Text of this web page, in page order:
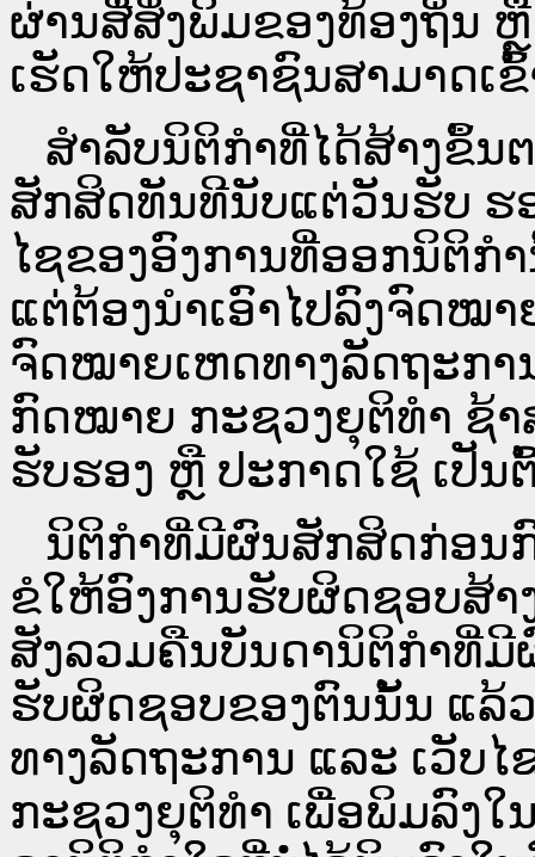
ຜ່ານ​ສື່ສິ່ງພິມຂອງທ້ອງຖິ່ນ
ເຮັດໃຫ້ປະຊາຊົນສາມາດເຂົ້
ສໍາລັບນິຕິກໍາທີ່ໄດ້ສ້າງຂຶ້ນ
ສັກສິດທັນທີນັບແຕ່ວັນຮັບ ຮ
ໄຊຂອງອົງການທີ່ອອກນິຕິ
ແຕ່ຕ້ອງນໍາເອົາໄປລົງຈົດໝ
ຈົດ​ໝາຍ​ເຫດ​ທາງ​ລັດ​ຖະ​ກ
ກົດໝາຍ ກະຊວງຍຸຕິທໍາ ຊ້
ຮັບຮອງ ຫຼື ປະກາດໃຊ້ ເປັນ
ນິ​ຕິ​ກຳ​ທີ່​ມີ​ຜົນ​ສັກ​ສິດ​ກ່ອນ​
ຂໍໃຫ້ອົງ​ການ​ຮັບ​ຜິດ​ຊອບ​ສ້າ
ສັງລວມຄືນບັນດານິຕິກໍາທີ່ມີ
ຮັບຜິດຊອບຂອງຕົນນັ້ນ ແລ້
ທາງ​ລັດ​ຖະ​ການ ແລະ ເວັບ
ກະຊວງຍຸຕິທໍາ ເພື່ອພິມລົງ